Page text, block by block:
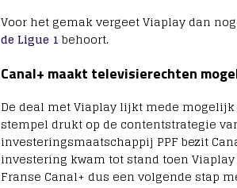
Voor het gemak vergeet Viaplay dan
de Ligue 1 behoort.
Canal+ maakt televisierechten
De deal met Viaplay lijkt mede
stempel drukt op de contentstrategie
investeringsmaatschappij PPF bezit
investering kwam tot stand toen
Franse Canal+ dus een volgende stap